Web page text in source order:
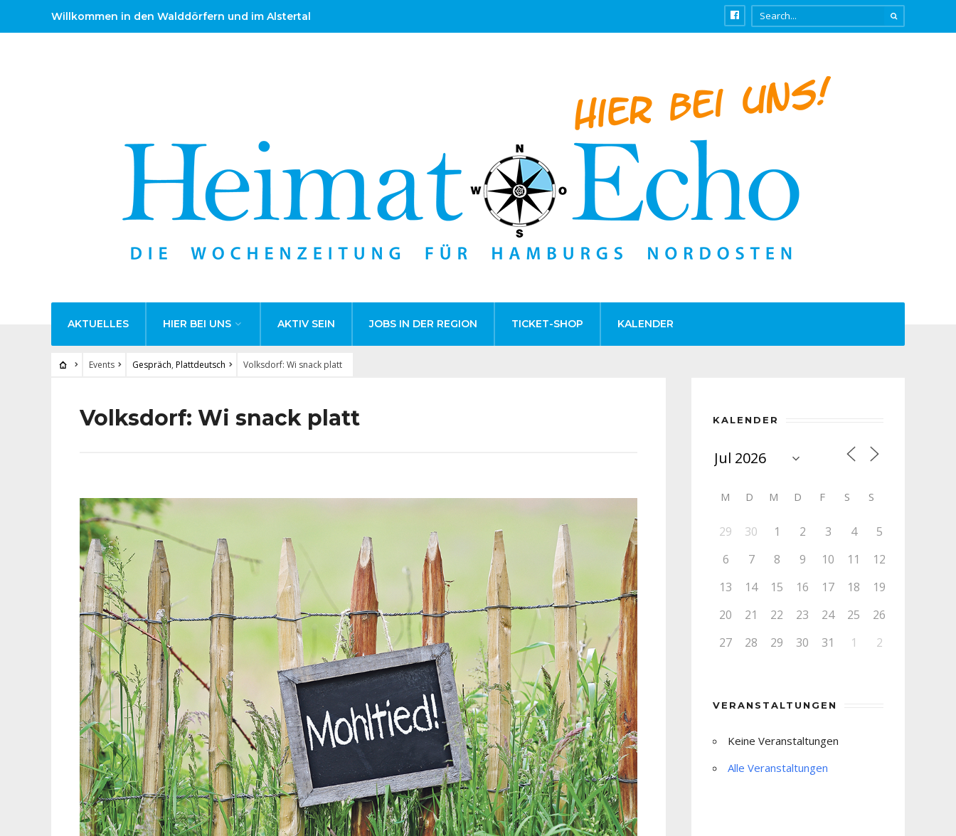
Willkommen in den Walddörfern und im Alstertal
AKTUELLES HIER BEI UNS AKTIV SEIN JOBS IN DER REGION TICKET-SHOP KALENDER
Events Gespräch, Plattdeutsch Volksdorf: Wi snack platt
Volksdorf: Wi snack platt KALENDER
M D M D F S S
29 30 1 2 3 4
5
6
7 8 9 10 11
12
13
14 15 16 17 18
19
20
21 22 23 24 25
26
27
28 29 30 31 1 2
VERANSTALTUNGEN
Keine Veranstaltungen
Alle Veranstaltungen